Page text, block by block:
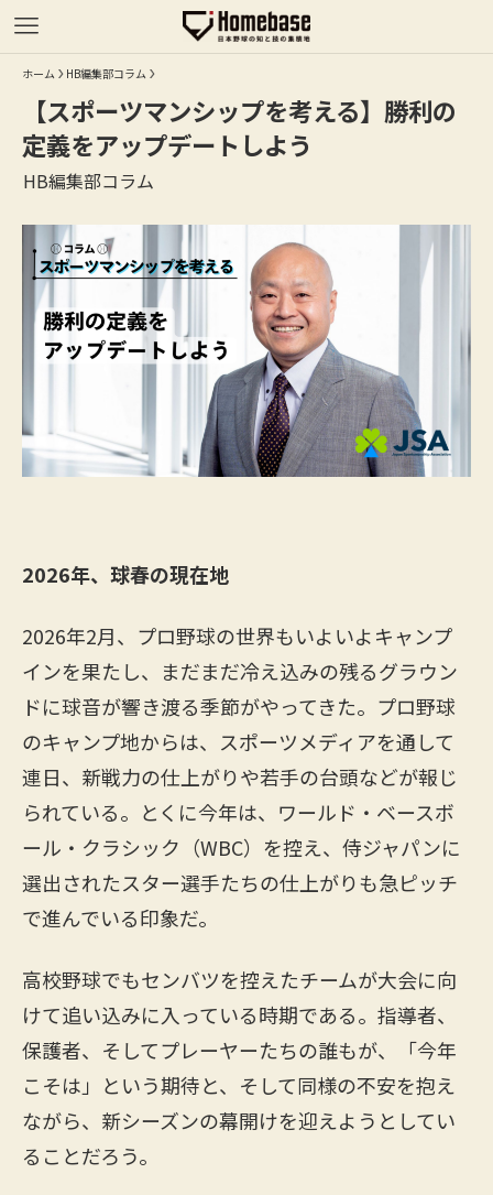
ホーム HB編集部コラム
【スポーツマンシップを考える】勝利の
定義をアップデートしよう
HB編集部コラム
2026年、球春の現在地
2026年2月、プロ野球の世界もいよいよキャンプ
インを果たし、まだまだ冷え込みの残るグラウン
ドに球音が響き渡る季節がやってきた。プロ野球
のキャンプ地からは、スポーツメディアを通して
連日、新戦力の仕上がりや若手の台頭などが報じ
られている。とくに今年は、ワールド・ベースボ
ール・クラシック（WBC）を控え、侍ジャパンに
選出されたスター選手たちの仕上がりも急ピッチ
で進んでいる印象だ。
高校野球でもセンバツを控えたチームが大会に向
けて追い込みに入っている時期である。指導者、
保護者、そしてプレーヤーたちの誰もが、「今年
こそは」という期待と、そして同様の不安を抱え
ながら、新シーズンの幕開けを迎えようとしてい
ることだろう。